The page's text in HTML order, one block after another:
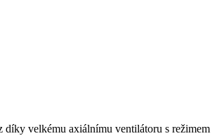
velkému axiálnímu ventilátoru s režimem